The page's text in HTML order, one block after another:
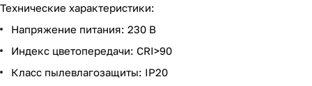
Технические характеристики:
Напряжение питания: 230 В
Индекс цветопередачи: CRI>90
Класс пылевлагозащиты: IP20